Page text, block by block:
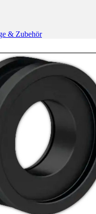
& Zubehör